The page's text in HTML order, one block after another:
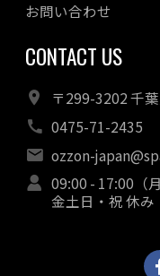
お問い合わせ
CONTACT US
〒299-3202 千
0475-71-2435
ozzon-
09:00 - 17:00（
金土日・祝 休み